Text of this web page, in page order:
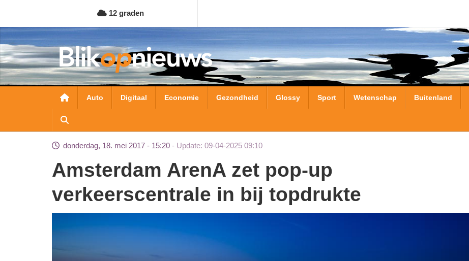
naar
de
inhoud
gaan
12 graden
Hoofdnavigatie
Auto Digitaal Economie Gezondheid Glossy Sport Wetenschap Buitenland
donderdag, 18. mei 2017 - 15:20 Update: 09-04-2025 09:10
Amsterdam ArenA zet pop-up
verkeerscentrale in bij topdrukte